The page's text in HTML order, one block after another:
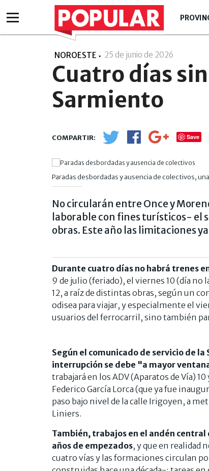
NOROESTE 25 de junio de 2026
Cuatro días
Sarmiento
Save
Paradas desbordadas y ausencia de colectivos,
No circularán entre Once y
laborable con fines turísticos- el
obras. Este año las limitaciones
Durante cuatro días no habrá trenes
9 de julio (feriado), el viernes 10 (día no
12, a raíz de distintas obras, según un
odisea para viajar, y especialmente el
usuarios del ferrocarril, sino también
Según el comunicado de servicio de
interrupción se debe "a mayor
trabajará en los ADV (Aparatos de Vía)
Federico García Lorca (que ya fue
paso bajo nivel de la calle Irigoyen, a
Liniers.
También, trabajos en el andén
años de empezados, y que en realidad
cuatro vías y las formaciones circulan